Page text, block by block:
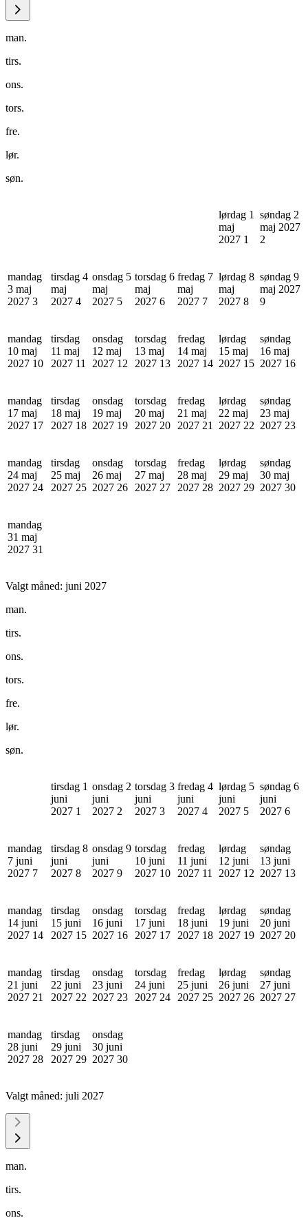
man.
tirs.
ons.
tors.
fre.
lør.
søn.
lørdag 1
maj
2027 1
søndag 2
maj 2027
2
mandag
3 maj
2027 3
tirsdag 4
maj
2027 4
onsdag 5
maj
2027 5
torsdag 6
maj
2027 6
fredag 7
maj
2027 7
lørdag 8
maj
2027 8
søndag 9
maj 2027
9
mandag
10 maj
2027 10
tirsdag
11 maj
2027 11
onsdag
12 maj
2027 12
torsdag
13 maj
2027 13
fredag
14 maj
2027 14
lørdag
15 maj
2027 15
søndag
16 maj
2027 16
mandag
17 maj
2027 17
tirsdag
18 maj
2027 18
onsdag
19 maj
2027 19
torsdag
20 maj
2027 20
fredag
21 maj
2027 21
lørdag
22 maj
2027 22
søndag
23 maj
2027 23
mandag
24 maj
2027 24
tirsdag
25 maj
2027 25
onsdag
26 maj
2027 26
torsdag
27 maj
2027 27
fredag
28 maj
2027 28
lørdag
29 maj
2027 29
søndag
30 maj
2027 30
mandag
31 maj
2027 31
Valgt måned: juni 2027
man.
tirs.
ons.
tors.
fre.
lør.
søn.
tirsdag 1
juni
2027 1
onsdag 2
juni
2027 2
torsdag 3
juni
2027 3
fredag 4
juni
2027 4
lørdag 5
juni
2027 5
søndag 6
juni
2027 6
mandag
7 juni
2027 7
tirsdag 8
juni
2027 8
onsdag 9
juni
2027 9
torsdag
10 juni
2027 10
fredag
11 juni
2027 11
lørdag
12 juni
2027 12
søndag
13 juni
2027 13
mandag
14 juni
2027 14
tirsdag
15 juni
2027 15
onsdag
16 juni
2027 16
torsdag
17 juni
2027 17
fredag
18 juni
2027 18
lørdag
19 juni
2027 19
søndag
20 juni
2027 20
mandag
21 juni
2027 21
tirsdag
22 juni
2027 22
onsdag
23 juni
2027 23
torsdag
24 juni
2027 24
fredag
25 juni
2027 25
lørdag
26 juni
2027 26
søndag
27 juni
2027 27
mandag
28 juni
2027 28
tirsdag
29 juni
2027 29
onsdag
30 juni
2027 30
Valgt måned: juli 2027
man.
tirs.
ons.